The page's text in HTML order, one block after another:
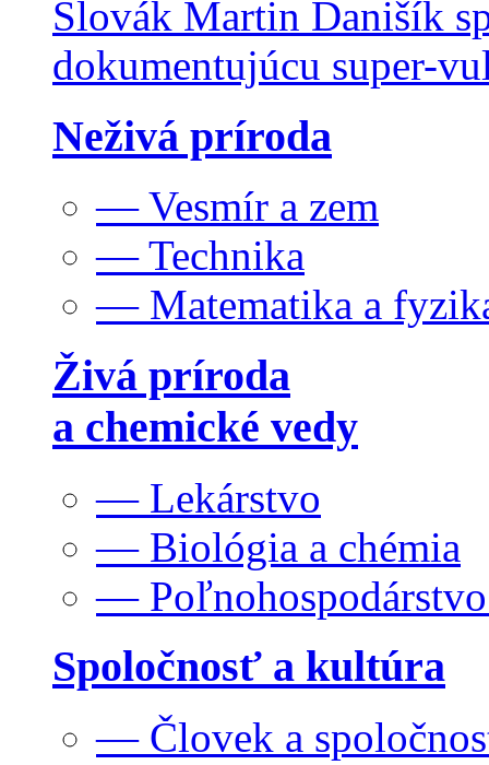
Slovák Martin Danišík
dokumentujúcu super-
Neživá príroda
— Vesmír a zem
— Technika
— Matematika a
Živá príroda
a chemické vedy
— Lekárstvo
— Biológia a chémia
—
Spoločnosť a kultúra
— Človek a